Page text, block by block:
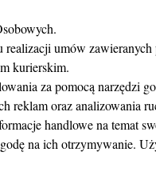
umów
kurierskim.
za pomocą narzędzi
reklam oraz analizowania
handlowe na temat
na ich otrzymywanie.